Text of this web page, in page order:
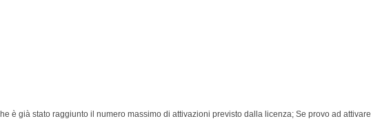
è già stato raggiunto il numero massimo di attivazioni previsto dalla licenza; Se provo ad